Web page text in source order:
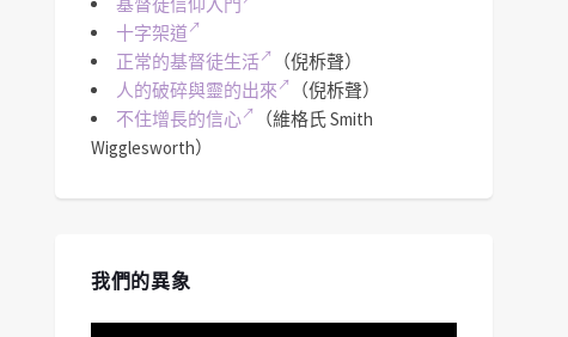
十字架道
正常的基督徒生活
（倪柝聲）
人的破碎與靈的出來
（倪柝聲）
不住增長的信心
（維格氏 Smith
Wigglesworth）
我們的異象